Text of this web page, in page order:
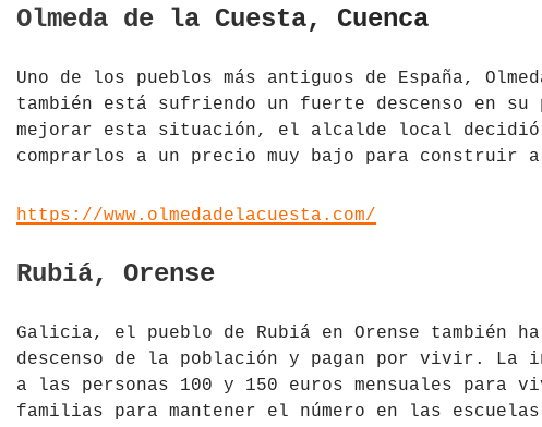
Olmeda de la Cuesta, Cuenca
Uno de los pueblos más antiguos de España,
también está sufriendo un fuerte descenso en
mejorar esta situación, el alcalde local decidió
comprarlos a un precio muy bajo para construir
https://www.olmedadelacuesta.com/
Rubiá, Orense
Galicia, el pueblo de Rubiá en Orense también
descenso de la población y pagan por vivir.
a las personas 100 y 150 euros mensuales
familias para mantener el número en las